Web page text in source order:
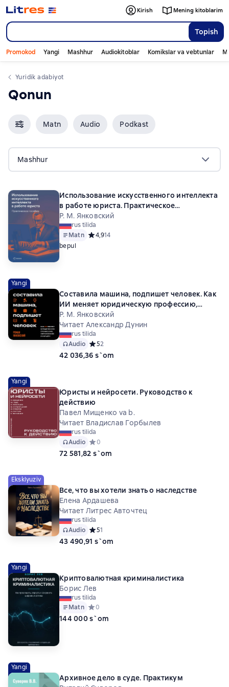
Topish
Kirish Mening kitoblarim
Promokod Yangi Mashhur Audiokitoblar Komikslar va vebtunlar
yuridik adabiyot
qonun
Matn Audio Podkast
Mashhur
Использование искусственного интеллекта
в работе юриста. Практическое
руководство
Р. М. Янковский
rus tilida
Matn Средний рейтинг 4,9 на основе 14 оценок
4,914
bepul
Yangi
Составила машина, подпишет человек. Как
ИИ меняет юридическую профессию,
образование и карьеру
Р. М. Янковский
Читает Александр Дунин
rus tilida
Audio Средний рейтинг 5 на основе 2 оценок
52
42 036,36 s`om
Yangi
Юристы и нейросети. Руководство к
действию
Павел Мищенко va b.
Читает Владислав Горбылев
rus tilida
Audio Средний рейтинг 0 на основе 0 оценок
0
72 581,82 s`om
Eksklyuziv
Все, что вы хотели знать о наследстве
Елена Ардашева
Читает Литрес Авточтец
rus tilida
Audio Средний рейтинг 5 на основе 1 оценок
51
43 490,91 s`om
Yangi
Криптовалютная криминалистика
Борис Лев
rus tilida
Matn Средний рейтинг 0 на основе 0 оценок
0
144 000 s`om
Yangi
Архивное дело в суде. Практикум